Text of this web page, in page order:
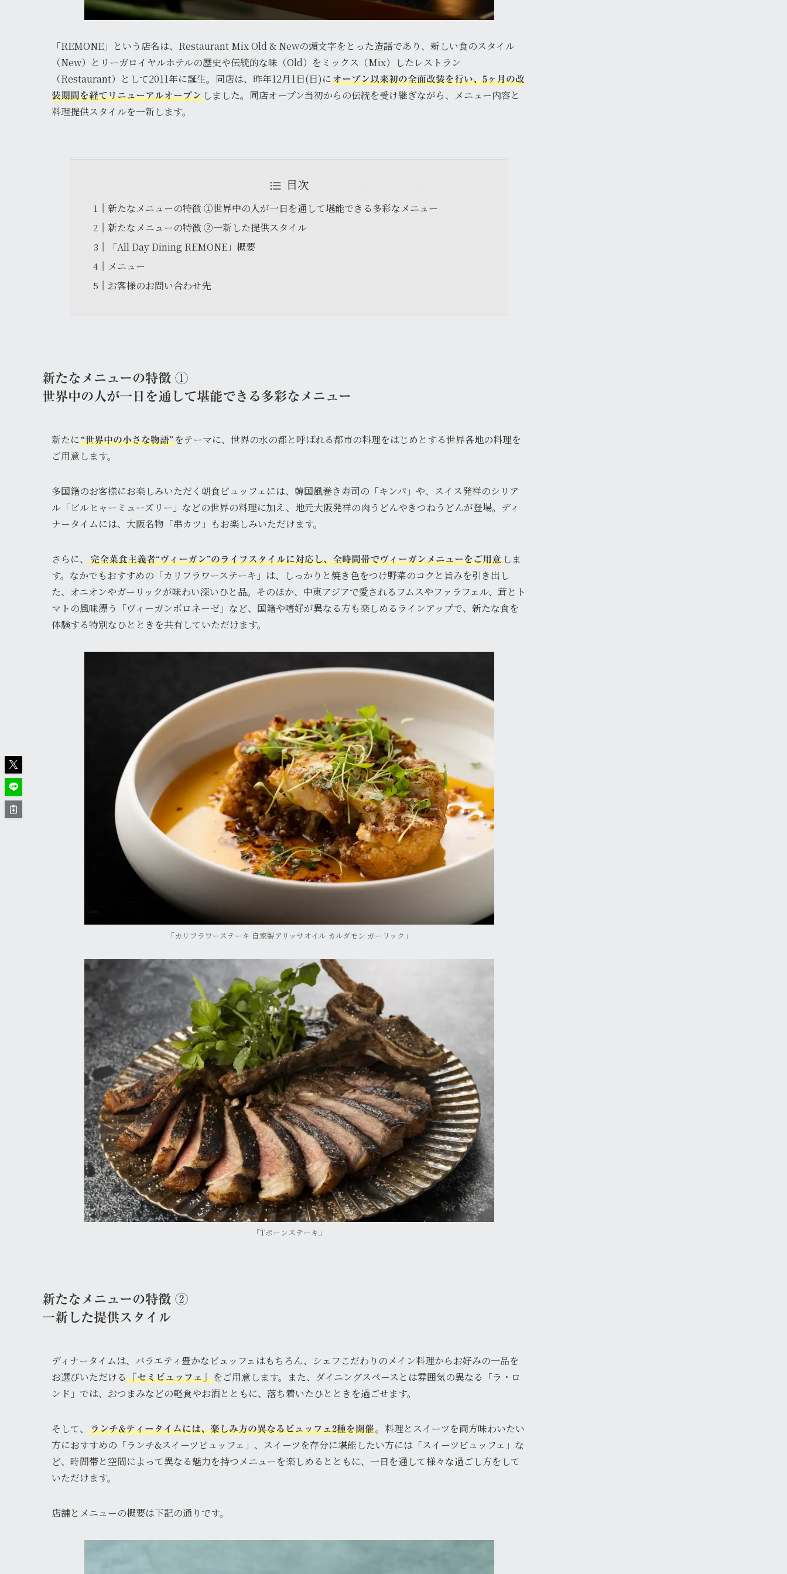
「REMONE」という店名は、Restaurant Mix Old & Newの頭文字をとった造語であり、新しい食のスタイル
（New）とリーガロイヤルホテルの歴史や伝統的な味（Old）をミックス（Mix）したレストラン
（Restaurant）として2011年に誕生。同店は、昨年12月1日(日)にオープン以来初の全面改装を行い、5ヶ月の改
装期間を経てリニューアルオープン しました。同店オープン当初からの伝統を受け継ぎながら、メニュー内容と
料理提供スタイルを一新します。
目次
新たなメニューの特徴 ①世界中の人が一日を通して堪能できる多彩なメニュー
新たなメニューの特徴 ②一新した提供スタイル
「All Day Dining REMONE」概要
メニュー
お客様のお問い合わせ先
新たなメニューの特徴 ①
世界中の人が一日を通して堪能できる多彩なメニュー
新たに“世界中の小さな物語” をテーマに、世界の水の都と呼ばれる都市の料理をはじめとする世界各地の料理を
ご用意します。
多国籍のお客様にお楽しみいただく朝食ビュッフェには、韓国風巻き寿司の「キンパ」や、スイス発祥のシリア
ル「ビルヒャーミューズリー」などの世界の料理に加え、地元大阪発祥の肉うどんやきつねうどんが登場。ディ
ナータイムには、大阪名物「串カツ」もお楽しみいただけます。
さらに、 完全菜食主義者“ヴィーガン”のライフスタイルに対応し、全時間帯でヴィーガンメニューをご用意 しま
す。なかでもおすすめの「カリフラワーステーキ」は、しっかりと焼き色をつけ野菜のコクと旨みを引き出し
た、オニオンやガーリックが味わい深いひと品。そのほか、中東アジアで愛されるフムスやファラフェル、茸とト
マトの風味漂う「ヴィーガンボロネーゼ」など、国籍や嗜好が異なる方も楽しめるラインアップで、新たな食を
体験する特別なひとときを共有していただけます。
「カリフラワーステーキ 自家製アリッサオイル カルダモン ガーリック」
「Tボーンステーキ」
新たなメニューの特徴 ②
一新した提供スタイル
ディナータイムは、バラエティ豊かなビュッフェはもちろん、シェフこだわりのメイン料理からお好みの一品を
お選びいただける 「セミビュッフェ」 をご用意します。また、ダイニングスペースとは雰囲気の異なる「ラ・ロ
ンド」では、おつまみなどの軽食やお酒とともに、落ち着いたひとときを過ごせます。
そして、 ランチ&ティータイムには、楽しみ方の異なるビュッフェ2種を開催。料理とスイーツを両方味わいたい
方におすすめの「ランチ&スイーツビュッフェ」、スイーツを存分に堪能したい方には「スイーツビュッフェ」な
ど、時間帯と空間によって異なる魅力を持つメニューを楽しめるとともに、一日を通して様々な過ごし方をして
いただけます。
店舗とメニューの概要は下記の通りです。